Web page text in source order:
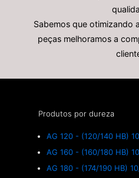
Sabemos que otimizando
peças melhoramos a
Produtos por dureza
AG 120 - (120/140 HB)
AG 160 - (160/180 HB)
AG 180 - (174/190 HB)